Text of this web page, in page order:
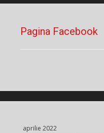
Pagina Facebook
aprilie 2022